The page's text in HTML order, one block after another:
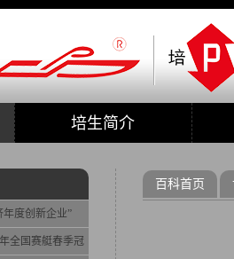
培生简介
百科首页
年度创新企业”
全国赛艇春季冠